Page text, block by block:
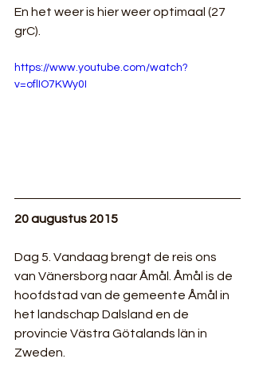
En het weer is hier weer optimaal (27
grC).
https://www.youtube.com/watch?
v=oflIO7KWy0I
20 augustus 2015
Dag 5. Vandaag brengt de reis ons
van Vänersborg naar Åmål. Åmål is de
hoofdstad van de gemeente Åmål in
het landschap Dalsland en de
provincie Västra Götalands län in
Zweden.